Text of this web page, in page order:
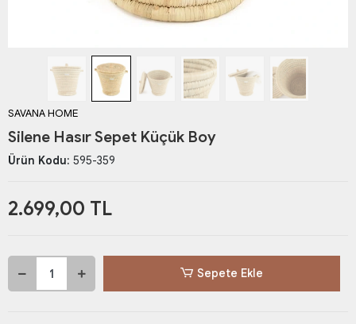
SAVANA HOME
Silene Hasır Sepet Küçük Boy
Ürün Kodu: 595-359
2.699,00 TL
Sepete Ekle